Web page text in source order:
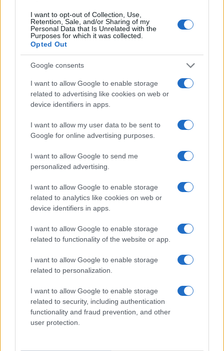
I want to opt-out of Collection, Use,
Retention, Sale, and/or Sharing of my
Personal Data that Is Unrelated with the
Purposes for which it was collected.
Opted Out
Google consents
I want to allow Google to enable storage
related to advertising like cookies on web or
device identifiers in apps.
I want to allow my user data to be sent to
Google for online advertising purposes.
I want to allow Google to send me
personalized advertising.
I want to allow Google to enable storage
related to analytics like cookies on web or
device identifiers in apps.
I want to allow Google to enable storage
related to functionality of the website or app.
I want to allow Google to enable storage
related to personalization.
I want to allow Google to enable storage
related to security, including authentication
functionality and fraud prevention, and other
user protection.
Test tunnel Olbia: rampe chiuse ancora fino a
fine agosto
Aggius conquista la classifica delle mete più
Nuovi posti auto in via La Marmora, parcheggio
bussano alle porte
NECROLOGIE
Mario Malu